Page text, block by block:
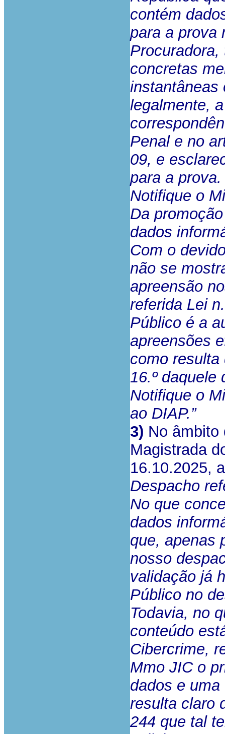
contém
para a prova
concretas
instantâneas
legalmente,
Penal e no
09, e
para a prova.
Notifique o
Da
dados
Com o
não se
apreensão
referida Lei
Público é a
apreensões
como resulta
16.º daquele
Notifique o
ao DIAP.”
3) No âmbito
Magistrada
16.10.2025,
Despacho
No que
dados
que, apenas
nosso
validação já
Público no
Todavia, no
conteúdo
Cibercrime,
Mmo JIC o
dados e
resulta claro
244 que tal